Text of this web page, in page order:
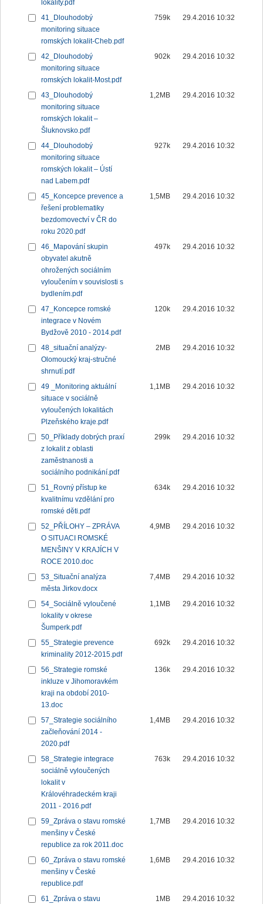
lokality.pdf
41_Dlouhodobý
monitoring situace
romských lokalit-Cheb.pdf
759k 29.4.2016 10:32
42_Dlouhodobý
monitoring situace
romských lokalit-Most.pdf
902k 29.4.2016 10:32
43_Dlouhodobý
monitoring situace
romských lokalit –
Šluknovsko.pdf
1,2MB 29.4.2016 10:32
44_Dlouhodobý
monitoring situace
romských lokalit – Ústí
nad Labem.pdf
927k 29.4.2016 10:32
45_Koncepce prevence a
řešení problematiky
bezdomovectví v ČR do
roku 2020.pdf
1,5MB 29.4.2016 10:32
46_Mapování skupin
obyvatel akutně
ohrožených sociálním
vyloučením v souvislosti s
bydlením.pdf
497k 29.4.2016 10:32
47_Koncepce romské
integrace v Novém
Bydžově 2010 - 2014.pdf
120k 29.4.2016 10:32
48_situační analýzy-
Olomoucký kraj-stručné
shrnutí.pdf
2MB 29.4.2016 10:32
49 _Monitoring aktuální
situace v sociálně
vyloučených lokalitách
Plzeňského kraje.pdf
1,1MB 29.4.2016 10:32
50_Příklady dobrých praxí
z lokalit z oblasti
zaměstnanosti a
sociálního podnikání.pdf
299k 29.4.2016 10:32
51_Rovný přístup ke
kvalitnímu vzdělání pro
romské děti.pdf
634k 29.4.2016 10:32
52_PŘÍLOHY – ZPRÁVA
O SITUACI ROMSKÉ
MENŠINY V KRAJÍCH V
ROCE 2010.doc
4,9MB 29.4.2016 10:32
53_Situační analýza
města Jirkov.docx
7,4MB 29.4.2016 10:32
54_Sociálně vyloučené
lokality v okrese
Šumperk.pdf
1,1MB 29.4.2016 10:32
55_Strategie prevence
kriminality 2012-2015.pdf
692k 29.4.2016 10:32
56_Strategie romské
inkluze v Jihomoravkém
kraji na období 2010-
13.doc
136k 29.4.2016 10:32
57_Strategie sociálního
začleňování 2014 -
2020.pdf
1,4MB 29.4.2016 10:32
58_Strategie integrace
sociálně vyloučených
lokalit v
Královéhradeckém kraji
2011 - 2016.pdf
763k 29.4.2016 10:32
59_Zpráva o stavu romské
menšiny v České
republice za rok 2011.doc
1,7MB 29.4.2016 10:32
60_Zpráva o stavu romské
menšiny v České
republice.pdf
1,6MB 29.4.2016 10:32
61_Zpráva o stavu
1MB 29.4.2016 10:32